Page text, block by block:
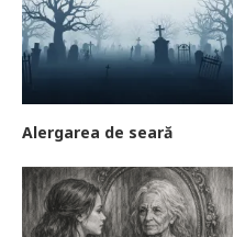
Alergarea de seară